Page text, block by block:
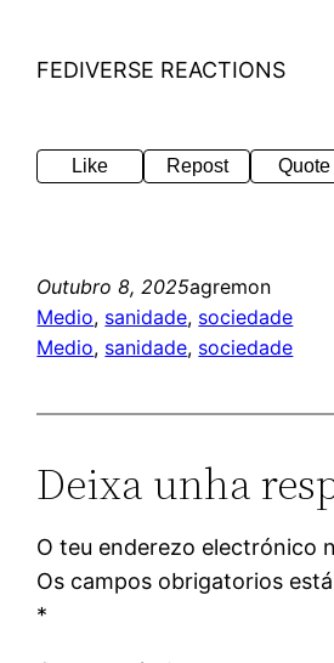
FEDIVERSE REACTIONS
Like Repost Quote
Outubro 8, 2025agremon
Medio, sanidade, sociedade
Medio, sanidade, sociedade
Deixa unha
O teu enderezo electrónico
Os campos obrigatorios
*